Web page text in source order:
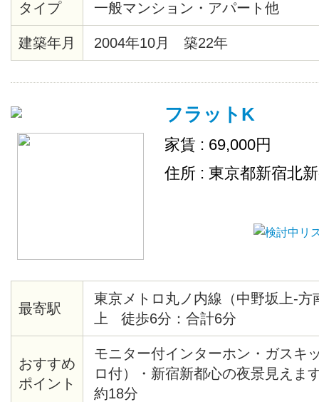
タイプ 一般マンション・アパート他
建築年月 2004年10月 築22年
フラットK
家賃 : 69,000円
住所 : 東京都新宿北
最寄駅
東京メトロ丸ノ内線（中野坂上-方
上 徒歩6分：合計6分
おすすめ
ポイント
モニター付インターホン・ガスキ
ロ付）・新宿新都心の夜景見えま
約18分